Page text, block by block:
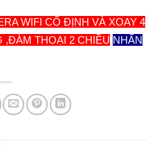
WIFI CỐ ĐỊNH VÀ XOAY 4
,ĐÀM THOẠI 2 CHIỀU NHẤN